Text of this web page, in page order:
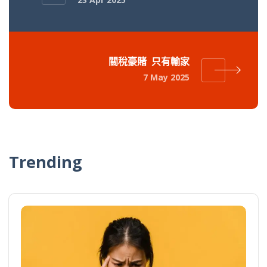
關稅豪賭 只有輸家
7 May 2025
Trending